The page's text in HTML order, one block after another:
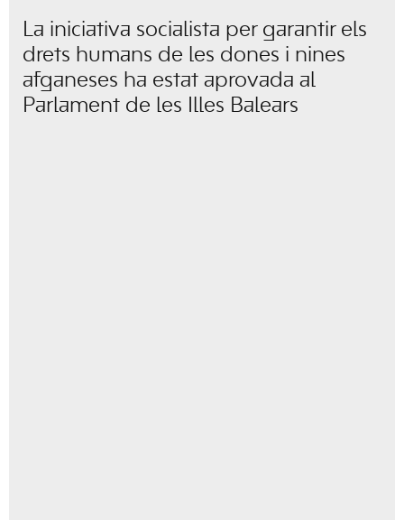
La iniciativa socialista per garantir els
drets humans de les dones i nines
afganeses ha estat aprovada al
Parlament de les Illes Balears